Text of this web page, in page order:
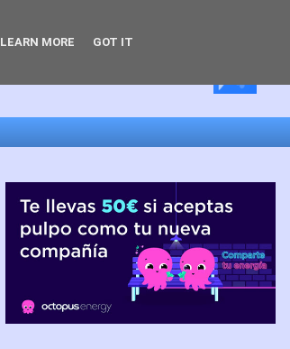
LEARN MORE GOT IT